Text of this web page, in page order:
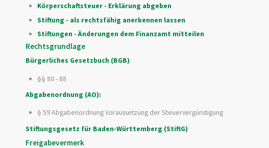
Körperschaftsteuer - Erklärung abgeben
Stiftung - als rechtsfähig anerkennen lassen
Stiftungen - Änderungen dem Finanzamt mitteilen
Rechtsgrundlage
Bürgerliches Gesetzbuch (BGB):
§§ 80 - 88
Abgabenordnung (AO):
§ 59 Abgabenordnung Voraussetzung der Steuervergünstigung
Stiftungsgesetz für Baden-Württemberg (StiftG)
Freigabevermerk